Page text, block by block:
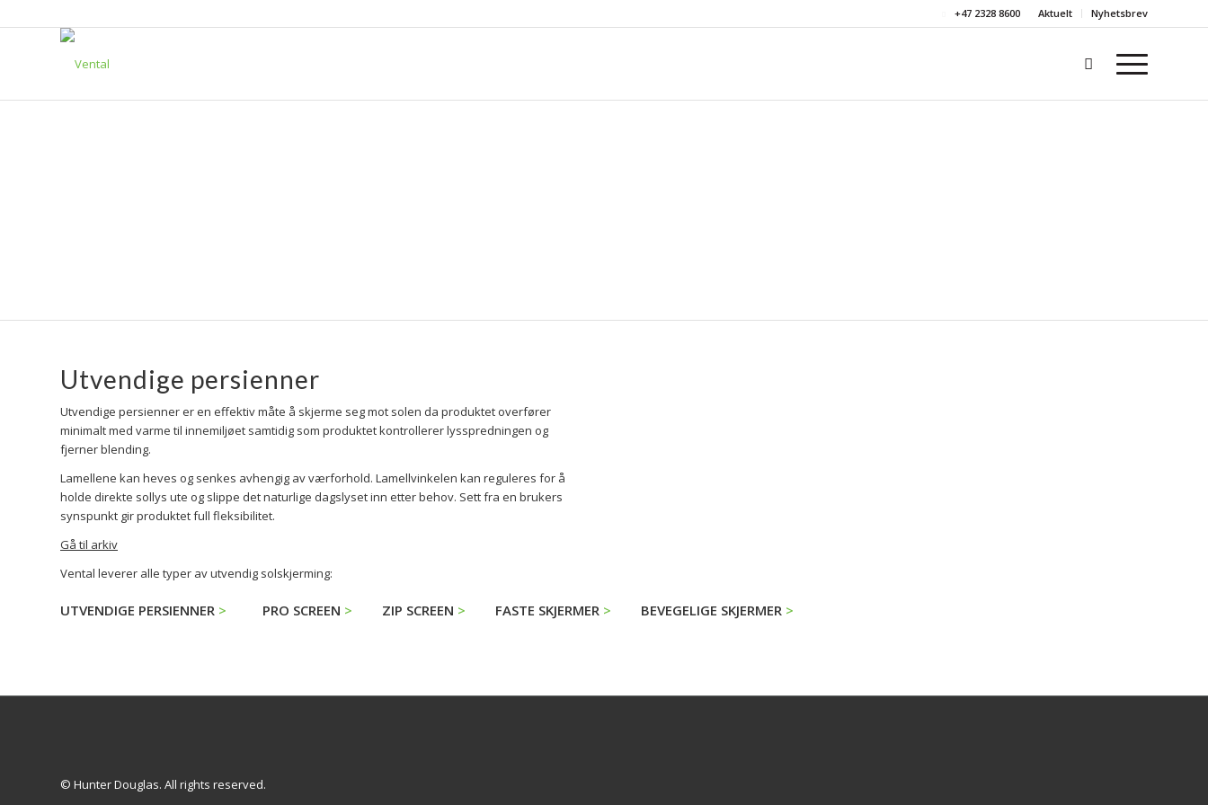
Aktuelt Nyhetsbrev
+47 2328 8600
Utvendige persienner
Utvendige persienner er en effektiv måte å skjerme seg mot solen da produktet overfører
minimalt med varme til innemiljøet samtidig som produktet kontrollerer lysspredningen og
fjerner blending.
Lamellene kan heves og senkes avhengig av værforhold. Lamellvinkelen kan reguleres for å
holde direkte sollys ute og slippe det naturlige dagslyset inn etter behov. Sett fra en brukers
synspunkt gir produktet full fleksibilitet.
Gå til arkiv
Vental leverer alle typer av utvendig solskjerming:
UTVENDIGE PERSIENNER PRO SCREEN ZIP SCREEN FASTE SKJERMER BEVEGELIGE SKJERMER
© Hunter Douglas. All rights reserved.